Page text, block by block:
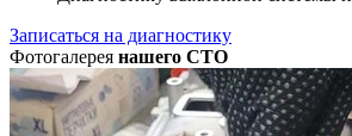
Записаться на диагностику
Фотогалерея нашего СТО